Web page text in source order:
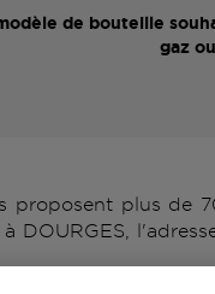
de bouteille
gaz
proposent plus de
DOURGES,